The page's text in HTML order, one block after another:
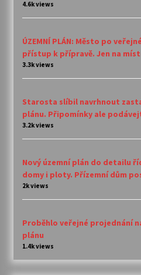
4.6k views
ÚZEMNÍ PLÁN: Město po
přístup k přípravě. Jen na
3.3k views
Starosta slíbil navrhnout
plánu. Připomínky ale
3.2k views
Nový územní plán do detailu
domy i ploty. Přízemní dům
2k views
Proběhlo veřejné projednání
plánu
1.4k views